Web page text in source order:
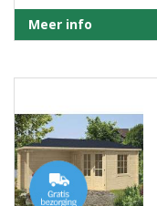
Meer info